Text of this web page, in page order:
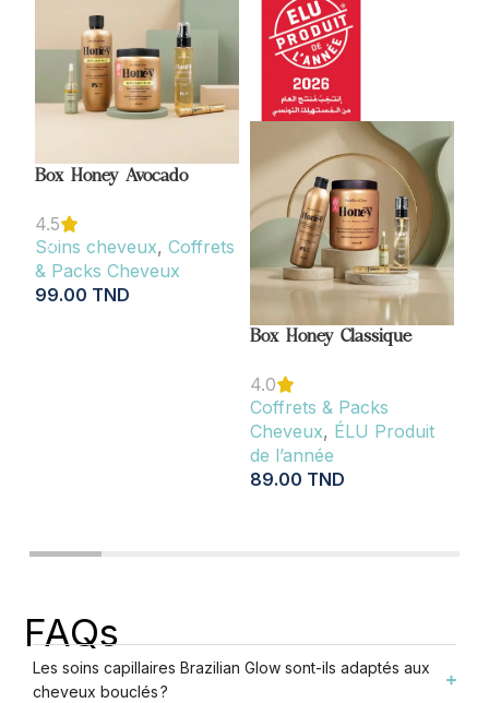
Box Honey Avocado
4.5
Soins cheveux, Coffrets
& Packs Cheveux
99.00 TND
Box Honey Classique
4.0
Coffrets & Packs
Cheveux, ÉLU Produit
de l’année
89.00 TND
FAQs
Les soins capillaires Brazilian Glow sont-ils adaptés aux
cheveux bouclés ?